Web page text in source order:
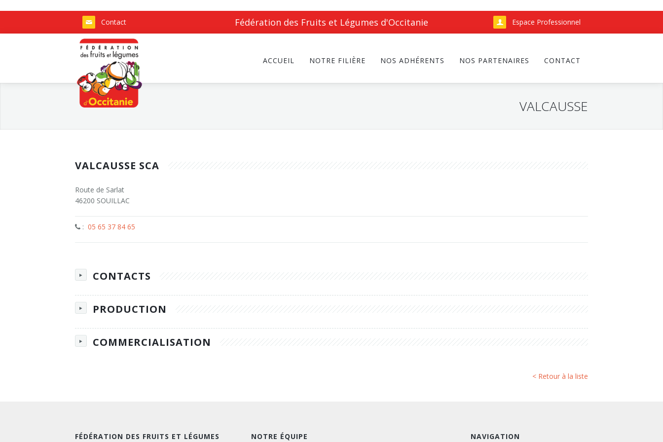
Contact
Fédération des Fruits et Légumes d'Occitanie Espace Professionnel
ACCUEIL NOTRE FILIÈRE NOS ADHÉRENTS NOS PARTENAIRES CONTACT
Espace Professionnel
VALCAUSSE
VALCAUSSE SCA
Route de Sarlat
46200 SOUILLAC
: 05 65 37 84 65
CONTACTS
PRODUCTION
COMMERCIALISATION
< Retour à la liste
FÉDÉRATION DES FRUITS ET LÉGUMES NOTRE ÉQUIPE NAVIGATION